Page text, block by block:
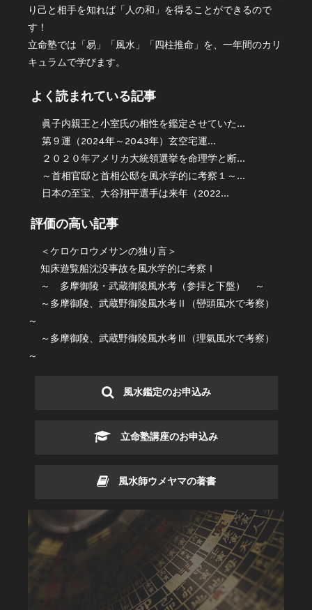
り己と相手を知れば「人の和」を得ることができるので
す！
立命塾では「易」「風水」「四柱推命」を、一年間のカリ
キュラムで学びます。
よく読まれている記事
眞子内親王と小室氏の相性を鑑定させていた...
第９運（2024年～2043年）玄空宅運...
２０２０年アメリカ大統領選挙を命理学と断...
～首相官邸と首相公邸を風水学的に考察１～...
日本の至宝、大谷翔平選手は来年（2022...
評価の高い記事
＜ケロケロウメサンの独り言＞
知床遊覧船沈没事故を風水学的に考察Ⅰ
～ 多摩御陵・武蔵御陵風水考（参拝と下盤） ～
～多摩御陵、武蔵野御陵風水考Ⅱ（巒頭風水で考察）
～
～多摩御陵、武蔵野御陵風水考Ⅲ（理氣風水で考察）
～
風水鑑定のお申込み
立命塾講座のお申込み
風水師ウメヤマの著書